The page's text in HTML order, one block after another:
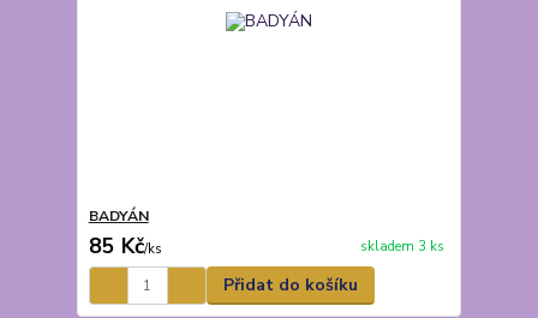
BADYÁN
85 Kč/ks skladem 3 ks
Přidat do košíku